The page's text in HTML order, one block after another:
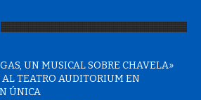
UN MUSICAL SOBRE CHAVELA»
TEATRO AUDITORIUM EN
ÚNICA